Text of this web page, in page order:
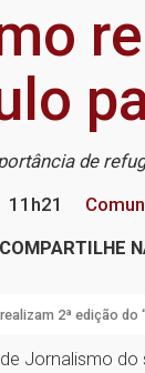
de
11h21
COMPARTILHE
2ª edição do
Jornalismo